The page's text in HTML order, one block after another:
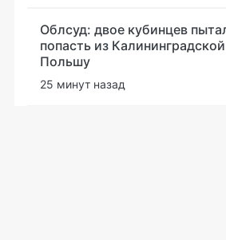
Облсуд: двое кубинцев
попасть из
Польшу
25 минут назад